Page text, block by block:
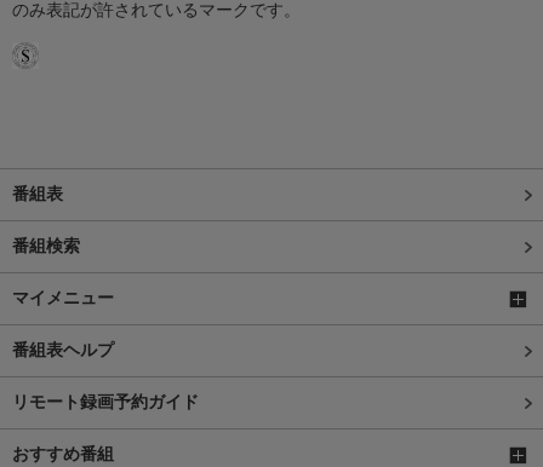
のみ表記が許されているマークです。
番組表
番組検索
マイメニュー
番組表ヘルプ
リモート録画予約ガイド
おすすめ番組